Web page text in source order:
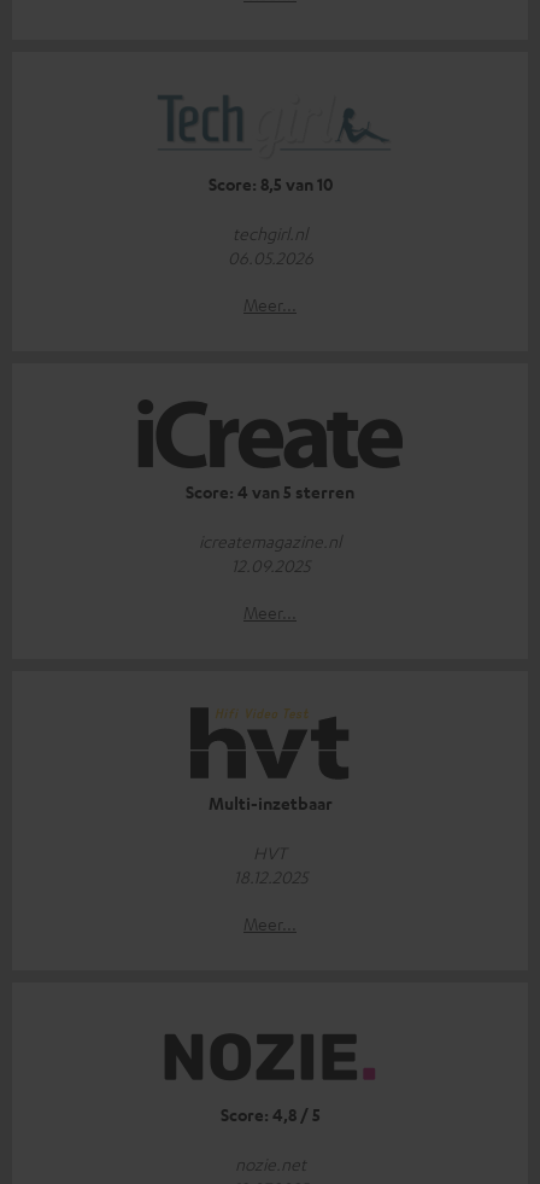
Score: 8,5 van 10
techgirl.nl
06.05.2026
Meer...
Score: 4 van 5 sterren
icreatemagazine.nl
12.09.2025
Meer...
Multi-inzetbaar
HVT
18.12.2025
Meer...
Score: 4,8 / 5
nozie.net